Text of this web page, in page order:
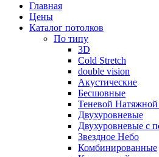
Главная
Цены
Каталог потолков
По типу
3D
Cold Stretch
double vision
Акустические
Бесшовные
Теневой
Двухуровневые
Двухуровневые с
Звездное Небо
Комбинированные